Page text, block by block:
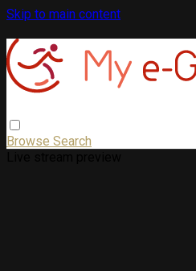
Skip to main content
Browse Search